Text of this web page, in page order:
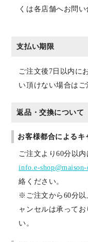
くは各店舗へお問い
支払い期限
ご注文後7日以内に
い頂けない場合はご
返品・交換について
お客様都合によるキ
ご注文より60分以内
info.e-
絡ください。
※ご注文から60分以
ャンセルは承って
い。